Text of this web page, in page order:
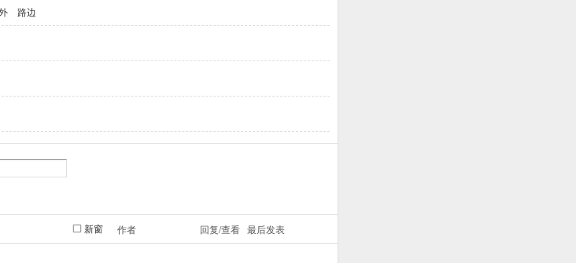
路边
新窗 作者 回复/查看 最后发表